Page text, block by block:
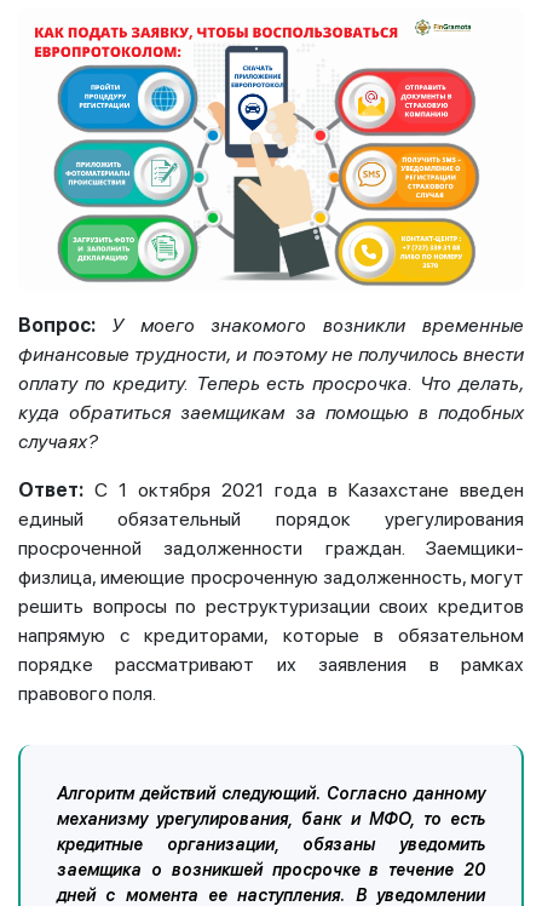
Вопрос: У моего знакомого возникли временные
финансовые трудности, и поэтому не получилось внести
оплату по кредиту. Теперь есть просрочка. Что делать,
куда обратиться заемщикам за помощью в подобных
случаях?
Ответ: С 1 октября 2021 года в Казахстане введен
единый обязательный порядок урегулирования
просроченной задолженности граждан. Заемщики-
физлица, имеющие просроченную задолженность, могут
решить вопросы по реструктуризации своих кредитов
напрямую с кредиторами, которые в обязательном
порядке рассматривают их заявления в рамках
правового поля.
Алгоритм действий следующий. Согласно данному
механизму урегулирования, банк и МФО, то есть
кредитные организации, обязаны уведомить
заемщика о возникшей просрочке в течение 20
дней с момента ее наступления. В уведомлении